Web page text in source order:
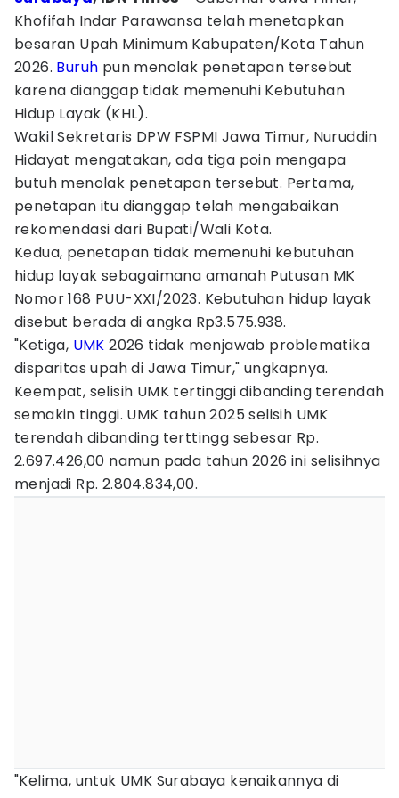
Khofifah Indar Parawansa telah menetapkan
besaran Upah Minimum Kabupaten/Kota Tahun
2026. Buruh pun menolak penetapan tersebut
karena dianggap tidak memenuhi Kebutuhan
Hidup Layak (KHL).
Wakil Sekretaris DPW FSPMI Jawa Timur, Nuruddin
Hidayat mengatakan, ada tiga poin mengapa
butuh menolak penetapan tersebut. Pertama,
penetapan itu dianggap telah mengabaikan
rekomendasi dari Bupati/Wali Kota.
Kedua, penetapan tidak memenuhi kebutuhan
hidup layak sebagaimana amanah Putusan MK
Nomor 168 PUU-XXI/2023. Kebutuhan hidup layak
disebut berada di angka Rp3.575.938.
"Ketiga, UMK 2026 tidak menjawab problematika
disparitas upah di Jawa Timur," ungkapnya.
Keempat, selisih UMK tertinggi dibanding terendah
semakin tinggi. UMK tahun 2025 selisih UMK
terendah dibanding terttingg sebesar Rp.
2.697.426,00 namun pada tahun 2026 ini selisihnya
menjadi Rp. 2.804.834,00.
"Kelima, untuk UMK Surabaya kenaikannya di